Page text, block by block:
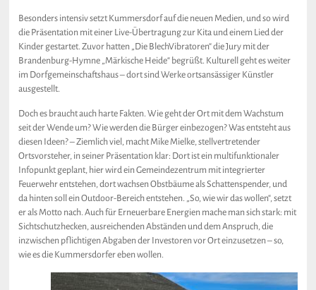
Besonders intensiv setzt Kummersdorf auf die neuen Medien, und so wird
die Präsentation mit einer Live-Übertragung zur Kita und einem Lied der
Kinder gestartet. Zuvor hatten „Die BlechVibratoren“ die Jury mit der
Brandenburg-Hymne „Märkische Heide“ begrüßt. Kulturell geht es weiter
im Dorfgemeinschaftshaus – dort sind Werke ortsansässiger Künstler
ausgestellt.
Doch es braucht auch harte Fakten. Wie geht der Ort mit dem Wachstum
seit der Wende um? Wie werden die Bürger einbezogen? Was entsteht aus
diesen Ideen? – Ziemlich viel, macht Mike Mielke, stellvertretender
Ortsvorsteher, in seiner Präsentation klar: Dort ist ein multifunktionaler
Infopunkt geplant, hier wird ein Gemeindezentrum mit integrierter
Feuerwehr entstehen, dort wachsen Obstbäume als Schattenspender, und
da hinten soll ein Outdoor-Bereich entstehen. „So, wie wir das wollen“, setzt
er als Motto nach. Auch für Erneuerbare Energien mache man sich stark: mit
Sichtschutzhecken, ausreichenden Abständen und dem Anspruch, die
inzwischen pflichtigen Abgaben der Investoren vor Ort einzusetzen – so,
wie es die Kummersdorfer eben wollen.